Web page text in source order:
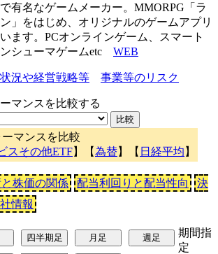
有名なゲームメーカー。MMORPG「ラ
」をはじめ、オリジナルのゲームアプリ
ます。PCオンラインゲーム、スマート
シューマゲームetc WEB
況や経営戦略等 事業等のリスク
マンスを比較する
マンスを比較
スその他ETF】【為替】【 日経平均 】
株価の関係 配当利回りと配当性向
決
情報
期間指
定